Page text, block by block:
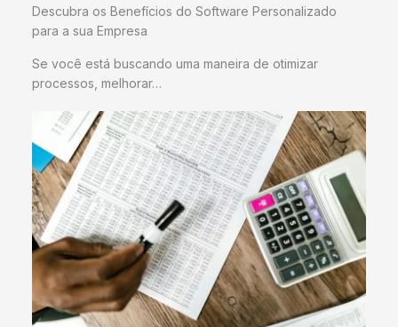
Descubra os Benefícios do Software Personalizado
para a sua Empresa
Se você está buscando uma maneira de otimizar
processos, melhorar…